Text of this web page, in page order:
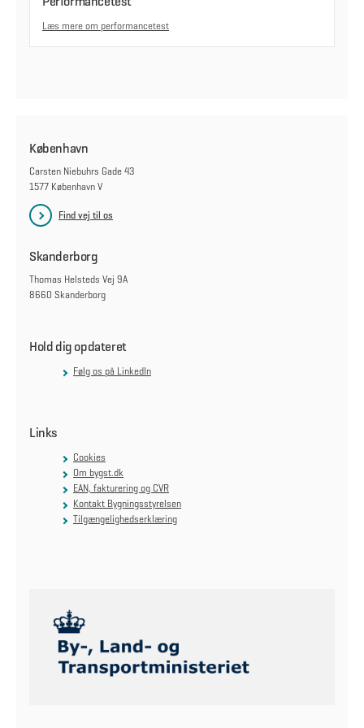
Læs mere om performancetest
København
Carsten Niebuhrs Gade 43
1577 København V
Find vej til os
Skanderborg
Thomas Helsteds Vej 9A
8660 Skanderborg
Hold dig opdateret
Følg os på LinkedIn
Links
Cookies
Om bygst.dk
EAN, fakturering og CVR
Kontakt Bygningsstyrelsen
Tilgængelighedserklæring